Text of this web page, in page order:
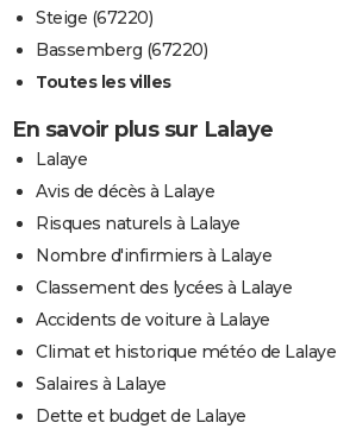
Steige (67220)
Bassemberg (67220)
Toutes les villes
En savoir plus sur Lalaye
Lalaye
Avis de décès à Lalaye
Risques naturels à Lalaye
Nombre d'infirmiers à Lalaye
Classement des lycées à Lalaye
Accidents de voiture à Lalaye
Climat et historique météo de Lalaye
Salaires à Lalaye
Dette et budget de Lalaye